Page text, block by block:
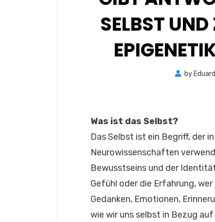
SELBST
by
Was ist das Selbst?
Das Selbst ist ein Begriff, der
Neurowissenschaften
Bewusstseins und der
Gefühl oder die Erfahrung,
Gedanken, Emotionen,
wie wir uns selbst in Bezug